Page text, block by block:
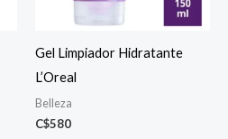
Gel Limpiador Hidratante
L’Oreal
Belleza
C$580